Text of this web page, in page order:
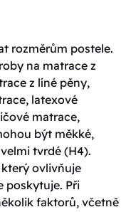
rozměrům postele.
na matrace z
z líné pěny,
latexové
matrace,
být měkké,
tvrdé (H4).
ovlivňuje
poskytuje. Při
faktorů, včetně